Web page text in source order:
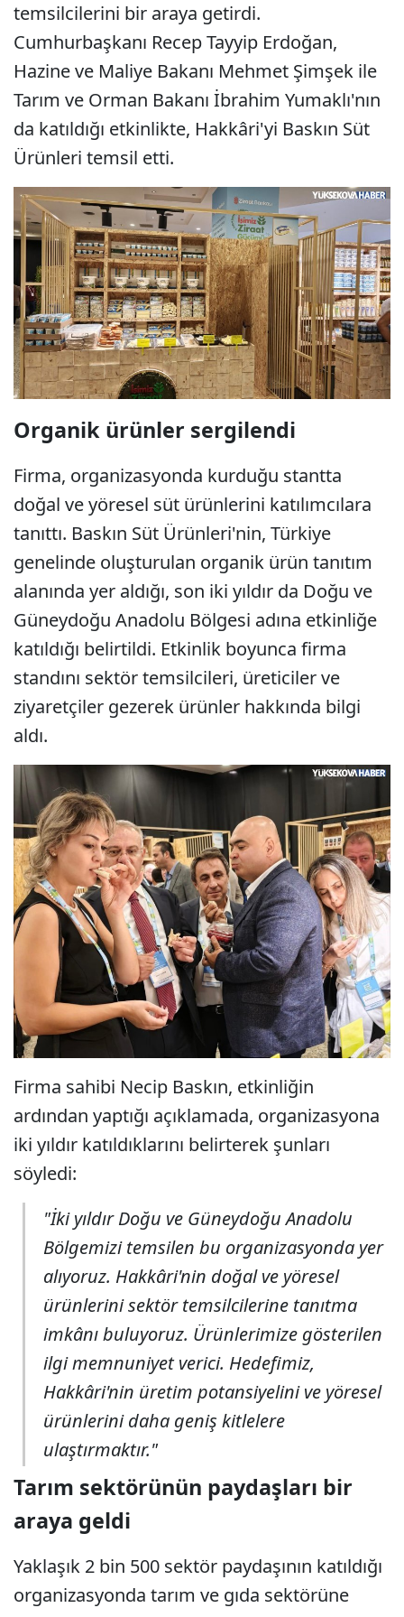
temsilcilerini bir araya getirdi.
Cumhurbaşkanı Recep Tayyip Erdoğan,
Hazine ve Maliye Bakanı Mehmet Şimşek ile
Tarım ve Orman Bakanı İbrahim Yumaklı'nın
da katıldığı etkinlikte, Hakkâri'yi Baskın Süt
Ürünleri temsil etti.
Organik ürünler sergilendi
Firma, organizasyonda kurduğu stantta
doğal ve yöresel süt ürünlerini katılımcılara
tanıttı. Baskın Süt Ürünleri'nin, Türkiye
genelinde oluşturulan organik ürün tanıtım
alanında yer aldığı, son iki yıldır da Doğu ve
Güneydoğu Anadolu Bölgesi adına etkinliğe
katıldığı belirtildi. Etkinlik boyunca firma
standını sektör temsilcileri, üreticiler ve
ziyaretçiler gezerek ürünler hakkında bilgi
aldı.
Firma sahibi Necip Baskın, etkinliğin
ardından yaptığı açıklamada, organizasyona
iki yıldır katıldıklarını belirterek şunları
söyledi:
"İki yıldır Doğu ve Güneydoğu Anadolu
Bölgemizi temsilen bu organizasyonda yer
alıyoruz. Hakkâri'nin doğal ve yöresel
ürünlerini sektör temsilcilerine tanıtma
imkânı buluyoruz. Ürünlerimize gösterilen
ilgi memnuniyet verici. Hedefimiz,
Hakkâri'nin üretim potansiyelini ve yöresel
ürünlerini daha geniş kitlelere
ulaştırmaktır."
Tarım sektörünün paydaşları bir
araya geldi
Yaklaşık 2 bin 500 sektör paydaşının katıldığı
organizasyonda tarım ve gıda sektörüne